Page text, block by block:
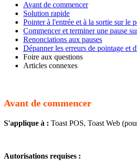
Avant de commencer
Solution rapide
Pointer à l'entrée et à la sortie sur le
Commencer et terminer une pause
Renonciations aux pauses
Dépanner les erreurs de pointage et
Foire aux questions
Articles connexes
Avant de commencer
S'applique à : Toast POS, Toast Web
Autorisations requises :